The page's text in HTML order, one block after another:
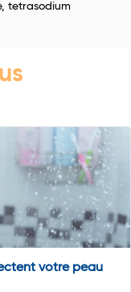
tetrasodium
votre peau